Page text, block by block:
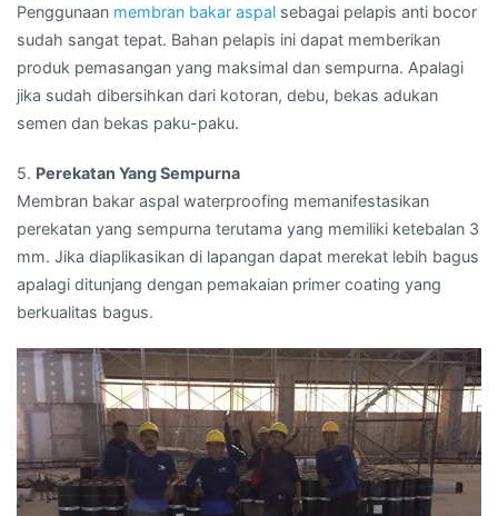
Penggunaan membran bakar aspal sebagai pelapis anti bocor
sudah sangat tepat. Bahan pelapis ini dapat memberikan
produk pemasangan yang maksimal dan sempurna. Apalagi
jika sudah dibersihkan dari kotoran, debu, bekas adukan
semen dan bekas paku-paku.
5. Perekatan Yang Sempurna
Membran bakar aspal waterproofing memanifestasikan
perekatan yang sempurna terutama yang memiliki ketebalan 3
mm. Jika diaplikasikan di lapangan dapat merekat lebih bagus
apalagi ditunjang dengan pemakaian primer coating yang
berkualitas bagus.